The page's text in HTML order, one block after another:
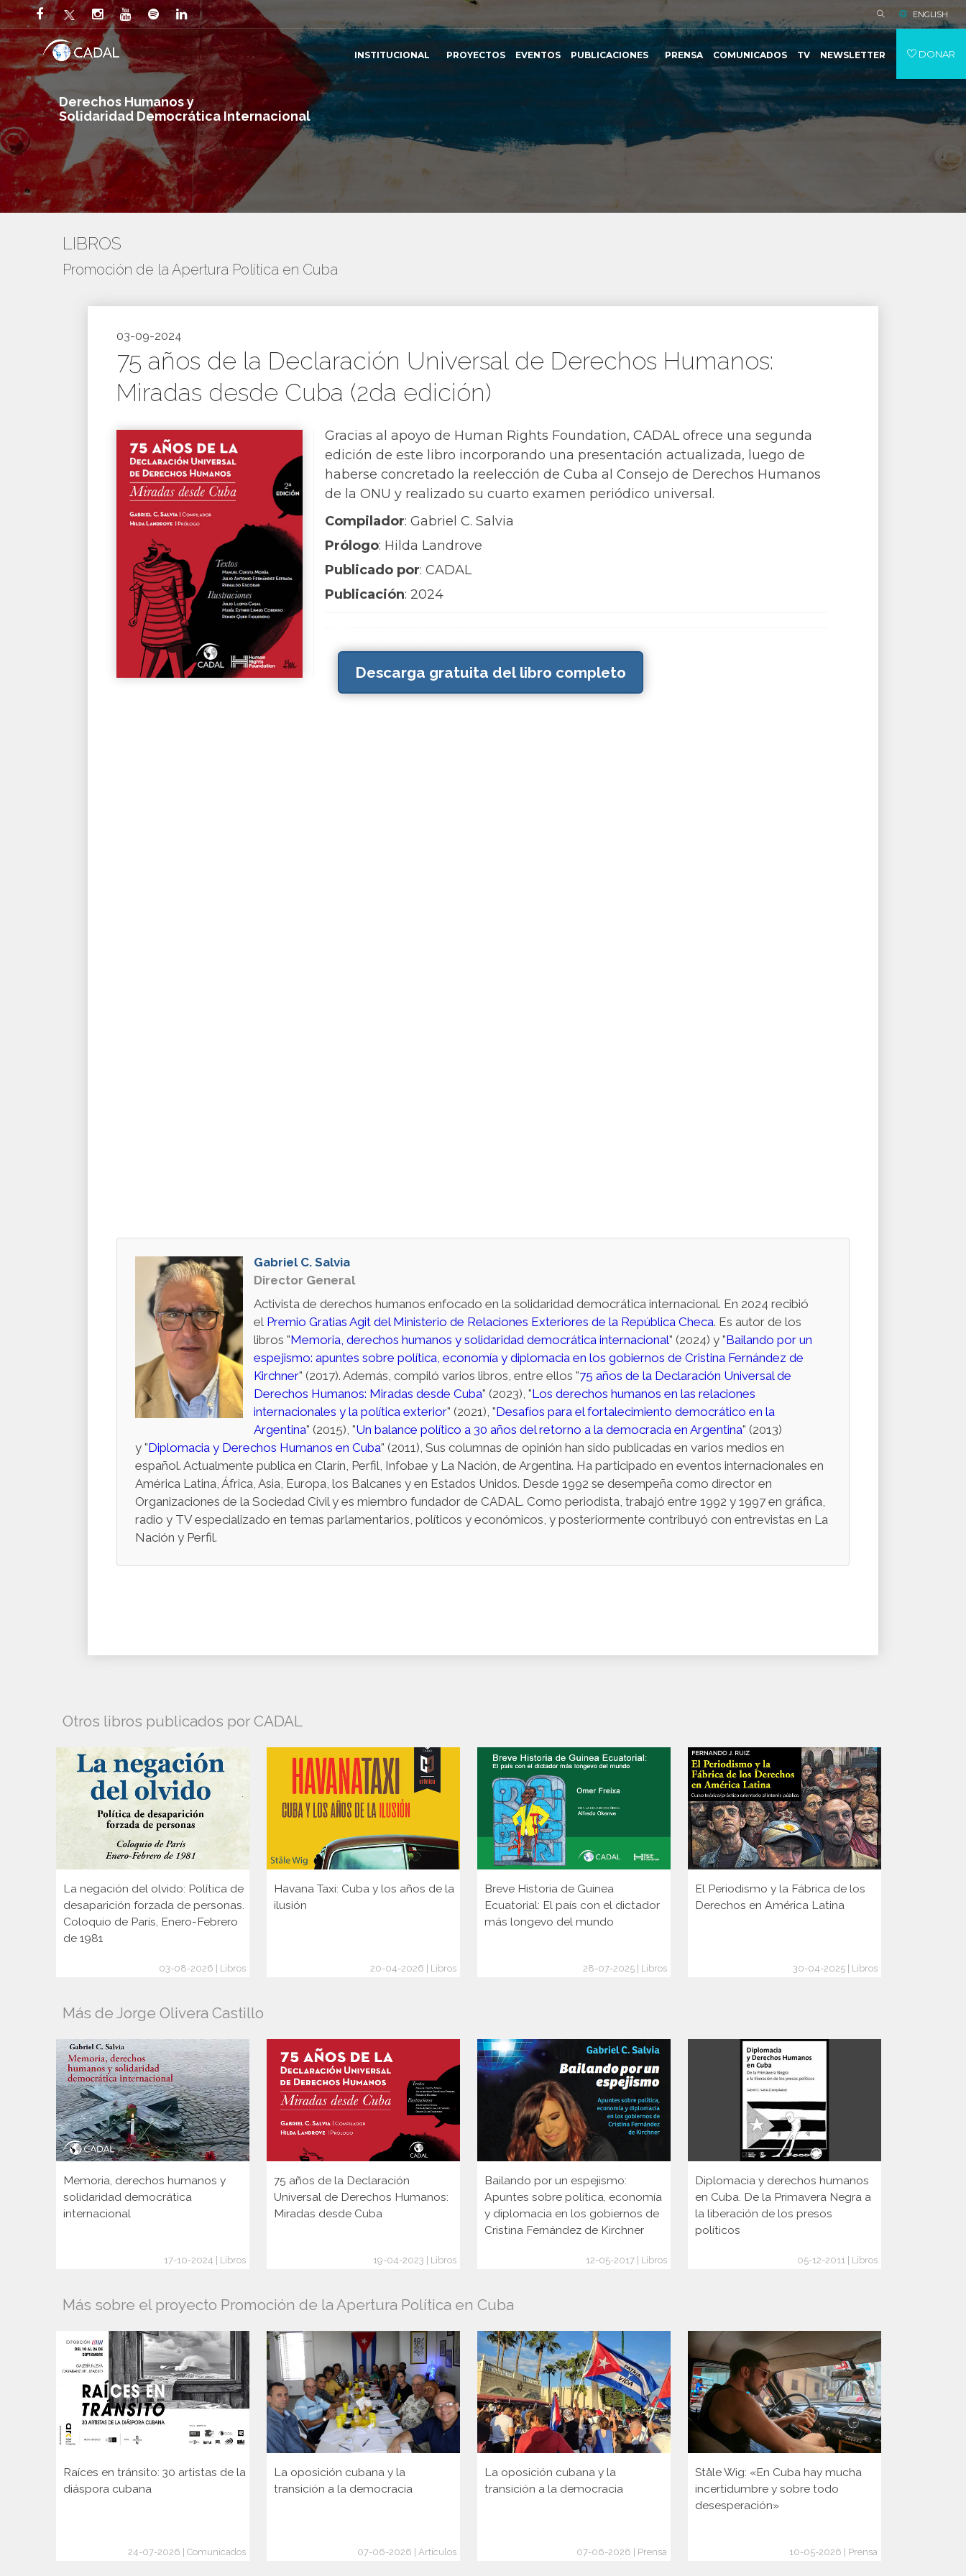
Derechos Humanos y
Solidaridad Democrática Internacional
ENGLISH
INSTITUCIONAL PROYECTOS EVENTOS PUBLICACIONES PRENSA COMUNICADOS TV NEWSLETTER DONAR
LIBROS
Promoción de la Apertura Política en Cuba
03-09-2024
75 años de la Declaración Universal de Derechos Humanos:
Miradas desde Cuba (2da edición)
Gracias al apoyo de Human Rights Foundation, CADAL ofrece una segunda
edición de este libro incorporando una presentación actualizada, luego de
haberse concretado la reelección de Cuba al Consejo de Derechos Humanos
de la ONU y realizado su cuarto examen periódico universal.
Compilador: Gabriel C. Salvia
Prólogo: Hilda Landrove
Publicado por: CADAL
Publicación: 2024
Descarga gratuita del libro completo
Gabriel C. Salvia
Director General
Activista de derechos humanos enfocado en la solidaridad democrática internacional. En 2024 recibió
el Premio Gratias Agit del Ministerio de Relaciones Exteriores de la República Checa. Es autor de los
libros "Memoria, derechos humanos y solidaridad democrática internacional" (2024) y "Bailando por un
espejismo: apuntes sobre política, economía y diplomacia en los gobiernos de Cristina Fernández de
Kirchner" (2017). Además, compiló varios libros, entre ellos "75 años de la Declaración Universal de
Derechos Humanos: Miradas desde Cuba" (2023), "Los derechos humanos en las relaciones
internacionales y la política exterior" (2021), "Desafíos para el fortalecimiento democrático en la
Argentina" (2015), "Un balance político a 30 años del retorno a la democracia en Argentina" (2013)
y "Diplomacia y Derechos Humanos en Cuba" (2011), Sus columnas de opinión han sido publicadas en varios medios en
español. Actualmente publica en Clarín, Perfil, Infobae y La Nación, de Argentina. Ha participado en eventos internacionales en
América Latina, África, Asia, Europa, los Balcanes y en Estados Unidos. Desde 1992 se desempeña como director en
Organizaciones de la Sociedad Civil y es miembro fundador de CADAL. Como periodista, trabajó entre 1992 y 1997 en gráfica,
radio y TV especializado en temas parlamentarios, políticos y económicos, y posteriormente contribuyó con entrevistas en La
Nación y Perfil.
Otros libros publicados por CADAL
La negación del olvido: Política de
desaparición forzada de personas.
Coloquio de París, Enero-Febrero
de 1981
03-08-2026 | Libros
Havana Taxi: Cuba y los años de la
ilusión
20-04-2026 | Libros
Breve Historia de Guinea
Ecuatorial: El país con el dictador
más longevo del mundo
28-07-2025 | Libros
El Periodismo y la Fábrica de los
Derechos en América Latina
30-04-2025 | Libros
Más de Jorge Olivera Castillo
Memoria, derechos humanos y
solidaridad democrática
internacional
17-10-2024 | Libros
75 años de la Declaración
Universal de Derechos Humanos:
Miradas desde Cuba
19-04-2023 | Libros
Bailando por un espejismo:
Apuntes sobre política, economía
y diplomacia en los gobiernos de
Cristina Fernández de Kirchner
12-05-2017 | Libros
Diplomacia y derechos humanos
en Cuba. De la Primavera Negra a
la liberación de los presos
políticos
05-12-2011 | Libros
Más sobre el proyecto Promoción de la Apertura Política en Cuba
Raíces en tránsito: 30 artistas de la
diáspora cubana
24-07-2026 | Comunicados
La oposición cubana y la
transición a la democracia
07-06-2026 | Artículos
La oposición cubana y la
transición a la democracia
07-06-2026 | Prensa
Ståle Wig: «En Cuba hay mucha
incertidumbre y sobre todo
desesperación»
10-05-2026 | Prensa